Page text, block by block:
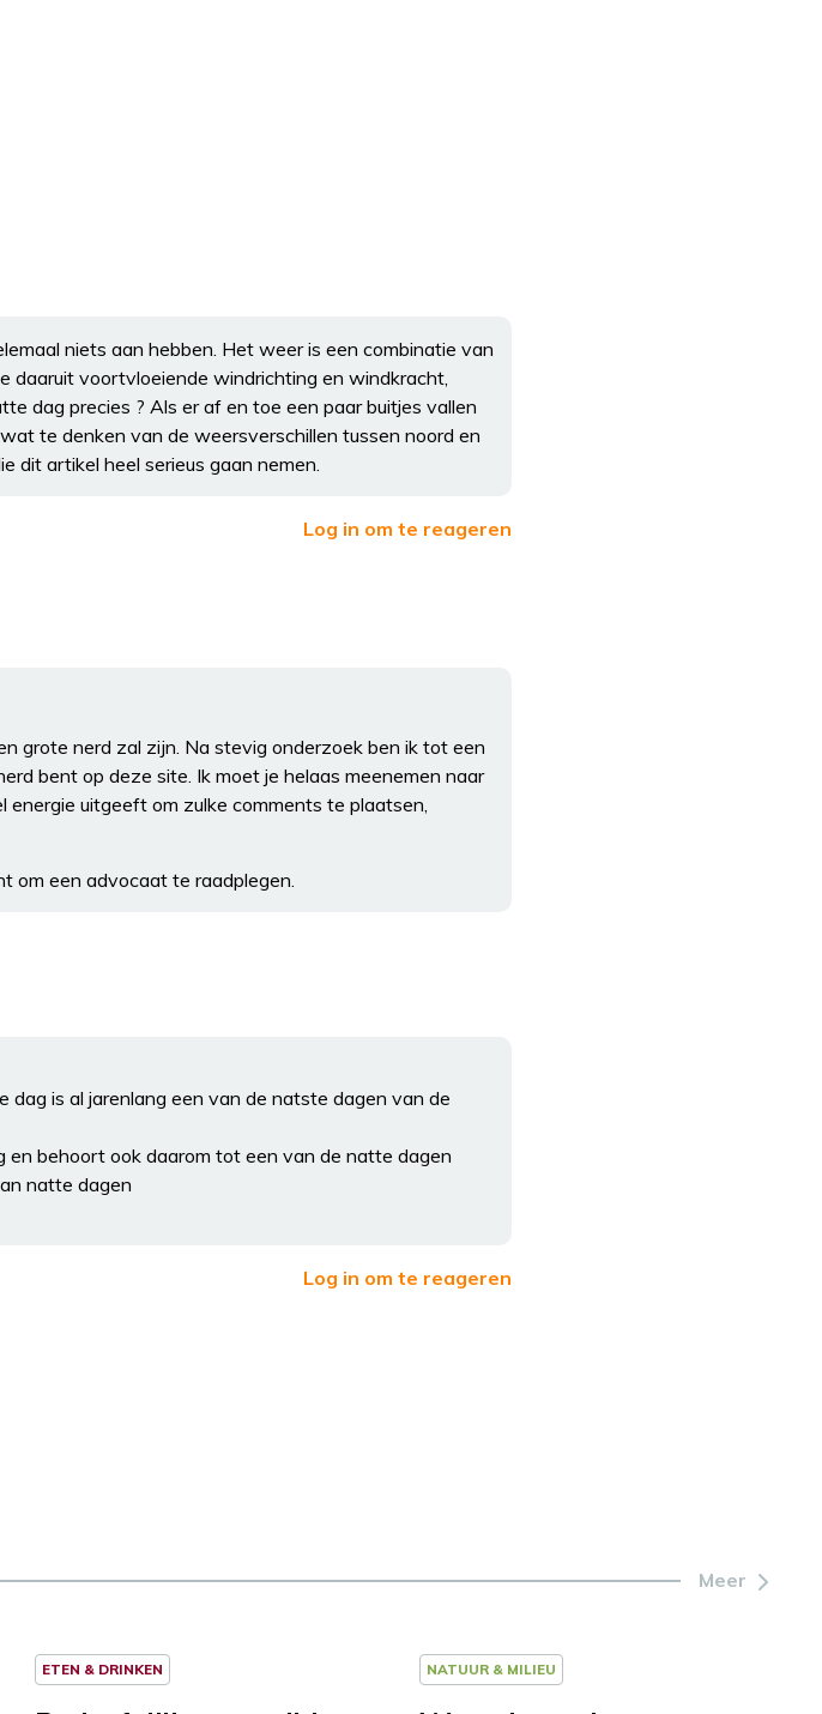
niets aan hebben. Het weer is een combinatie van
daaruit voortvloeiende windrichting en windkracht,
dag precies ? Als er af en toe een paar buitjes vallen
te denken van de weersverschillen tussen noord en
dit artikel heel serieus gaan nemen.
Log in om te reageren
grote nerd zal zijn. Na stevig onderzoek ben ik tot een
bent op deze site. Ik moet je helaas meenemen naar
uitgeeft om zulke comments te plaatsen,
om een advocaat te raadplegen.
is al jarenlang een van de natste dagen van de
behoort ook daarom tot een van de natte dagen
natte dagen
Log in om te reageren
Meer
ETEN & DRINKEN NATUUR & MILIEU